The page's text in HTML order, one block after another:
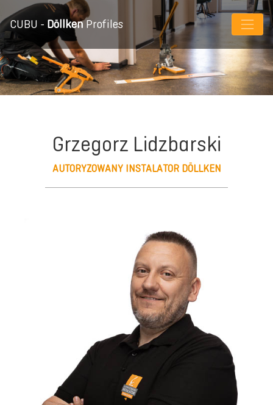
CUBU - Döllken Profiles
Grzegorz Lidzbarski
AUTORYZOWANY INSTALATOR DÖLLKEN